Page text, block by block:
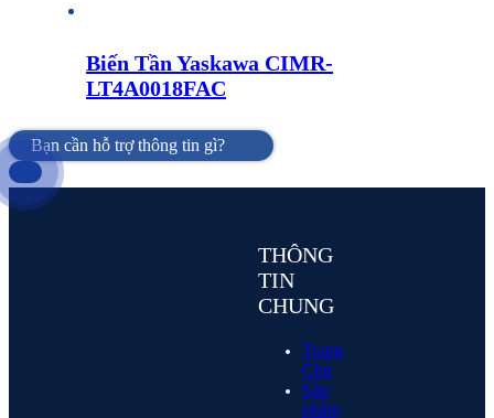
Biến Tần Yaskawa CIMR-
LT4A0018FAC
Bạn cần hỗ trợ thông tin gì?
THÔNG
TIN
CHUNG
Trang
Chủ
Sản
phẩm